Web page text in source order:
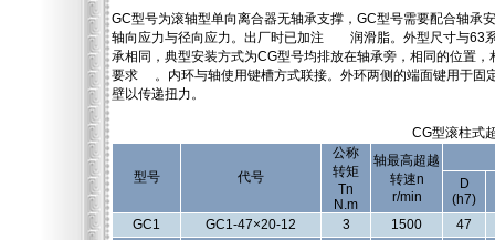
GC型号为滚轴型单向离合器无轴承支撑，GC型号需要配合轴承
轴向应力与径向应力。出厂时已加注 润滑脂。外型尺寸与63
承相同，典型安装方式为CG型号均排放在轴承旁，相同的位置，
要求 。内环与轴使用键槽方式联接。外环两侧的端面键用于固
壁以传递扭力。
CG型滚柱式
型号 代号
公称
转矩
Tn
N.m
轴最高超越
转速n
r/min
D
(h7)
GC1
GC1-47×20-12 3 1500
47